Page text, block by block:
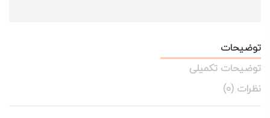
توضیحات
توضیحات تکمیلی
نظرات (0)